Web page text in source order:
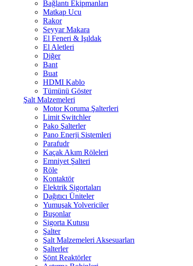
Bağlantı Ekipmanları
Matkap Ucu
Rakor
Seyyar Makara
El Feneri & Işıldak
El Aletleri
Diğer
Bant
Buat
HDMI Kablo
Tümünü Göster
Şalt Malzemeleri
Motor Koruma Şalterleri
Limit Switchler
Pako Şalterler
Pano Enerji Sistemleri
Parafudr
Kaçak Akım Röleleri
Emniyet Şalteri
Röle
Kontaktör
Elektrik Sigortaları
Dağıtıcı Üniteler
Yumuşak Yolvericiler
Buşonlar
Sigorta Kutusu
Şalter
Şalt Malzemeleri Aksesuarları
Şalterler
Şönt Reaktörler